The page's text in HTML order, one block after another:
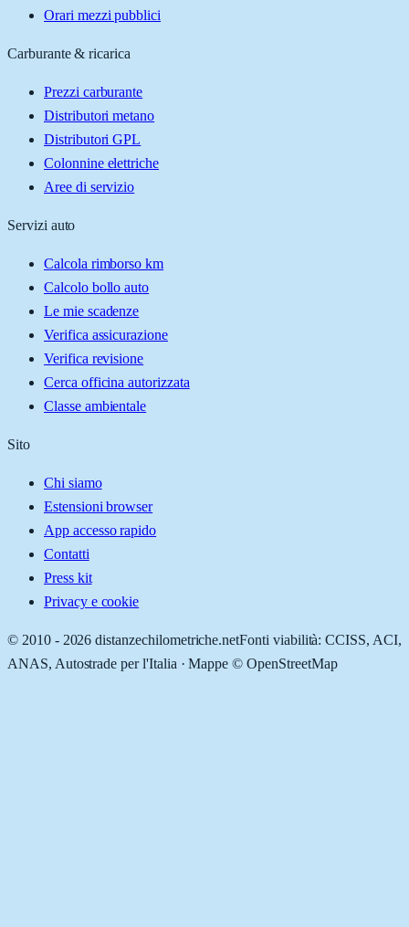
Orari mezzi pubblici
Carburante & ricarica
Prezzi carburante
Distributori metano
Distributori GPL
Colonnine elettriche
Aree di servizio
Servizi auto
Calcola rimborso km
Calcolo bollo auto
Le mie scadenze
Verifica assicurazione
Verifica revisione
Cerca officina autorizzata
Classe ambientale
Sito
Chi siamo
Estensioni browser
App accesso rapido
Contatti
Press kit
Privacy e cookie
© 2010 - 2026 distanzechilometriche.netFonti viabilità: CCISS, ACI,
ANAS, Autostrade per l'Italia · Mappe © OpenStreetMap